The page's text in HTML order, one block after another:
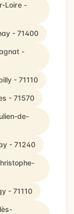
Loire -
- 71400
-
- 71110
- 71570
de-
- 71240
- 71110